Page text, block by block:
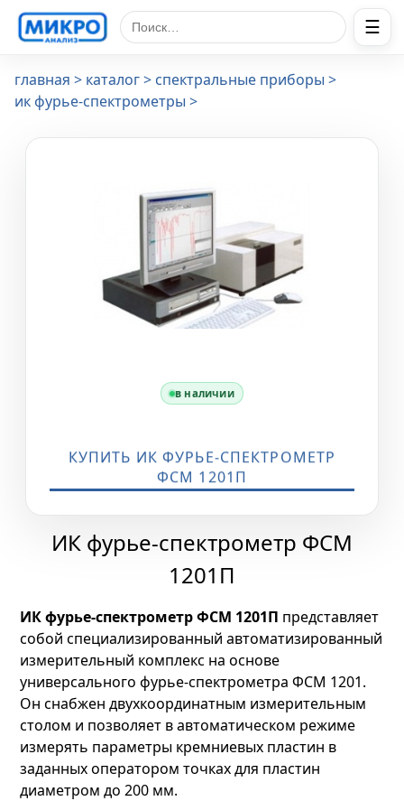
Поиск по сайту ☰
главная каталог
спектральные приборы
ик фурье-спектрометры
в наличии
КУПИТЬ ИК ФУРЬЕ-СПЕКТРОМЕТР
ФСМ 1201П
ИК фурье-спектрометр ФСМ
1201П
ИК фурье-спектрометр ФСМ 1201П представляет
собой специализированный автоматизированный
измерительный комплекс на основе
универсального фурье-спектрометра ФСМ 1201.
Он снабжен двухкоординатным измерительным
столом и позволяет в автоматическом режиме
измерять параметры кремниевых пластин в
заданных оператором точках для пластин
диаметром до 200 мм.